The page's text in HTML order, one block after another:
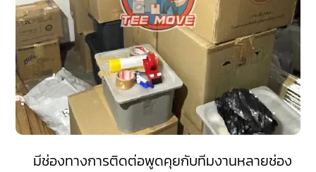
มีช่องทางการติดต่อพูดคุยกับทีมงานหลายช่อง